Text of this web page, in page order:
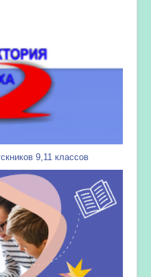
9,11 классов